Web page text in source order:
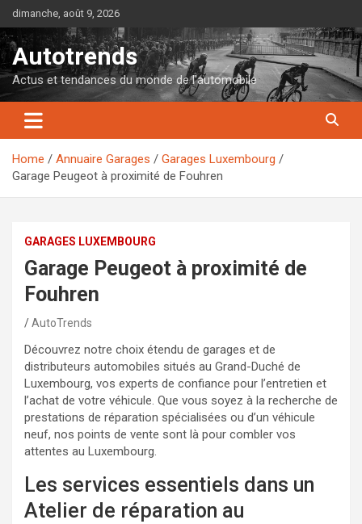
Skip
to
content
dimanche, août 9, 2026
Autotrends
Actus et tendances du monde de l'automobile
Home Annuaire Garages
Garages Luxembourg
Garage Peugeot à proximité de Fouhren
GARAGES LUXEMBOURG
Garage Peugeot à proximité de
Fouhren
AutoTrends
Découvrez notre choix étendu de garages et de
distributeurs automobiles situés au Grand-Duché de
Luxembourg, vos experts de confiance pour l’entretien et
l’achat de votre véhicule. Que vous soyez à la recherche de
prestations de réparation spécialisées ou d’un véhicule
neuf, nos points de vente sont là pour combler vos
attentes au Luxembourg.
Les services essentiels dans un
Atelier de réparation au